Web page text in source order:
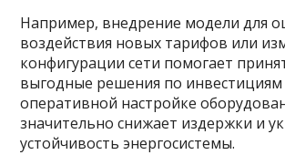
Например, внедрение модели для
воздействия новых тарифов или
конфигурации сети помогает
выгодные решения по инвестициям
оперативной настройке
значительно снижает издержки и
устойчивость энергосистемы.